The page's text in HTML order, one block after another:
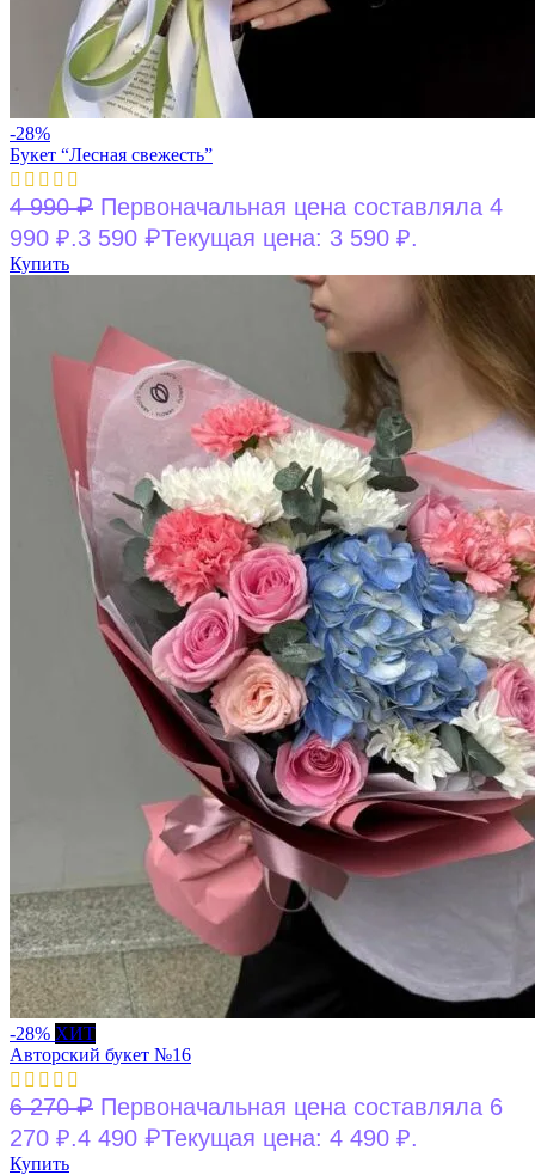
-28%
Букет “Лесная свежесть”
4 990₽ Первоначальная цена составляла 4
990 ₽.3 590 ₽Текущая цена: 3 590 ₽.
Купить
-28% ХИТ
Авторский букет №16
6 270₽ Первоначальная цена составляла 6
270 ₽.4 490 ₽Текущая цена: 4 490 ₽.
Купить